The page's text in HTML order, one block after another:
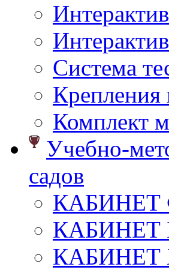
Система
Крепления
Комплект
Учебно-
садов
КАБИНЕТ
КАБИНЕТ